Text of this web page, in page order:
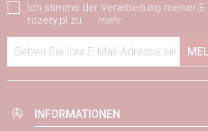
Ich stimme der Verarbeitung meiner
rozety.pl zu.
mehr
Geben Sie Ihre E-Mail-Adresse ein
INFORMATIONEN